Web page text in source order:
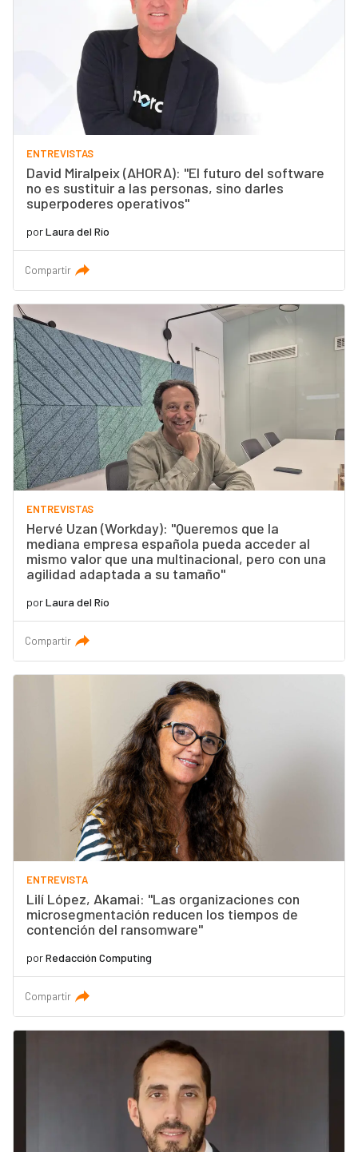
ENTREVISTAS
David Miralpeix (AHORA): "El futuro del software
no es sustituir a las personas, sino darles
superpoderes operativos"
porLaura del Río
Compartir
ENTREVISTAS
Hervé Uzan (Workday): "Queremos que la
mediana empresa española pueda acceder al
mismo valor que una multinacional, pero con una
agilidad adaptada a su tamaño"
porLaura del Río
Compartir
ENTREVISTA
Lilí López, Akamai: "Las organizaciones con
microsegmentación reducen los tiempos de
contención del ransomware"
porRedacción Computing
Compartir